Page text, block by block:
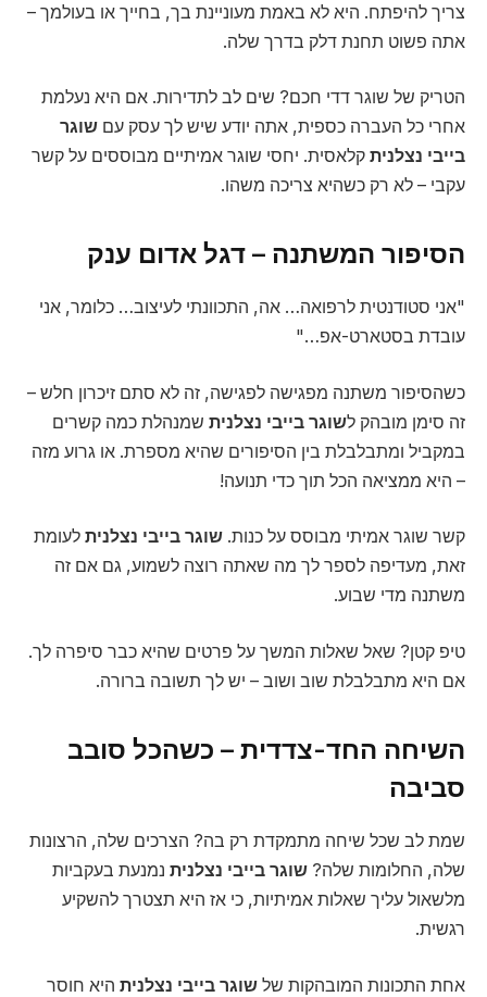
צריך להיפתח. היא לא באמת מעוניינת בך, בחייך או בעולמך –
אתה פשוט תחנת דלק בדרך שלה.
הטריק של שוגר דדי חכם? שים לב לתדירות. אם היא נעלמת
אחרי כל העברה כספית, אתה יודע שיש לך עסק עם שוגר
בייבי נצלנית קלאסית. יחסי שוגר אמיתיים מבוססים על קשר
עקבי – לא רק כשהיא צריכה משהו.
הסיפור המשתנה – דגל אדום ענק
"אני סטודנטית לרפואה… אה, התכוונתי לעיצוב… כלומר, אני
עובדת בסטארט-אפ…"
כשהסיפור משתנה מפגישה לפגישה, זה לא סתם זיכרון חלש –
זה סימן מובהק לשוגר בייבי נצלנית שמנהלת כמה קשרים
במקביל ומתבלבלת בין הסיפורים שהיא מספרת. או גרוע מזה
– היא ממציאה הכל תוך כדי תנועה!
קשר שוגר אמיתי מבוסס על כנות. שוגר בייבי נצלנית לעומת
זאת, מעדיפה לספר לך מה שאתה רוצה לשמוע, גם אם זה
משתנה מדי שבוע.
טיפ קטן? שאל שאלות המשך על פרטים שהיא כבר סיפרה לך.
אם היא מתבלבלת שוב ושוב – יש לך תשובה ברורה.
השיחה החד-צדדית – כשהכל סובב
סביבה
שמת לב שכל שיחה מתמקדת רק בה? הצרכים שלה, הרצונות
שלה, החלומות שלה? שוגר בייבי נצלנית נמנעת בעקביות
מלשאול עליך שאלות אמיתיות, כי אז היא תצטרך להשקיע
רגשית.
אחת התכונות המובהקות של שוגר בייבי נצלנית היא חוסר